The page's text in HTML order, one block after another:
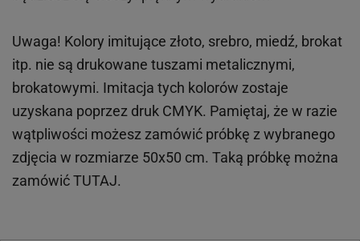
Uwaga! Kolory imitujące złoto, srebro, miedź, brokat
itp. nie są drukowane tuszami metalicznymi,
brokatowymi. Imitacja tych kolorów zostaje
uzyskana poprzez druk CMYK. Pamiętaj, że w razie
wątpliwości możesz zamówić próbkę z wybranego
zdjęcia w rozmiarze 50x50 cm. Taką próbkę można
zamówićTUTAJ.